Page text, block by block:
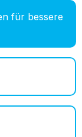
für bessere